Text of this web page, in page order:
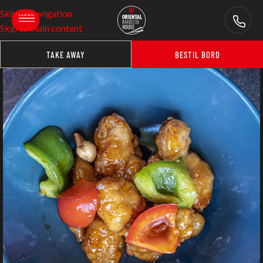
Skip to navigation
Skip to main content
TAKE AWAY BESTIL BORD